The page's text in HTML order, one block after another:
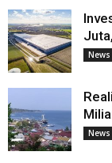
News
News